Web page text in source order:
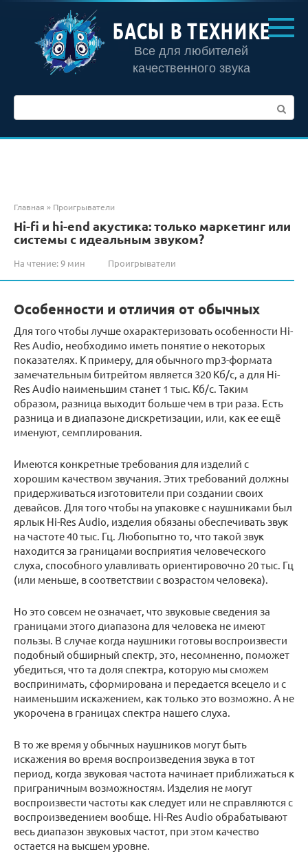
контенту
БАСЫ В ТЕХНИКЕ
Все для любителей
качественного звука
Главная » Проигрыватели
Hi-fi и hi-end акустика: только маркетинг или
системы с идеальным звуком?
На чтение:9 мин Проигрыватели
Особенности и отличия от обычных
Для того чтобы лучше охарактеризовать особенности Hi-
Res Audio, необходимо иметь понятие о некоторых
показателях. К примеру, для обычного mp3-формата
замечательным битрейтом является 320 Кб/c, а для Hi-
Res Audio наименьшим станет 1 тыс. Кб/с. Таким
образом, разница выходит больше чем в три раза. Есть
разница и в диапазоне дискретизации, или, как ее ещё
именуют, семплирования.
Имеются конкретные требования для изделий c
хорошим качеством звучания. Этих требований должны
придерживаться изготовители при создании своих
девайсов. Для того чтобы на упаковке с наушниками был
ярлык Hi-Res Audio, изделия обязаны обеспечивать звук
на частоте 40 тыс. Гц. Любопытно то, что такой звук
находится за границами восприятия человеческого
слуха, способного улавливать ориентировочно 20 тыс. Гц
(или меньше, в соответствии с возрастом человека).
Но это совсем не означает, что звуковые сведения за
границами этого диапазона для человека не имеют
пользы. В случае когда наушники готовы воспроизвести
подобный обширный спектр, это, несомненно, поможет
убедиться, что та доля спектра, которую мы сможем
воспринимать, сформирована и передается всецело и с
наименьшим искажением, как только это возможно. А не
укорочена в границах спектра нашего слуха.
В то же время у обычных наушников могут быть
искажения во время воспроизведения звука в тот
период, когда звуковая частота начинает приближаться к
приграничным возможностям. Изделия не могут
воспроизвести частоты как следует или не справляются с
воспроизведением вообще. Hi-Res Audio обрабатывают
весь диапазон звуковых частот, при этом качество
остается на высшем уровне.